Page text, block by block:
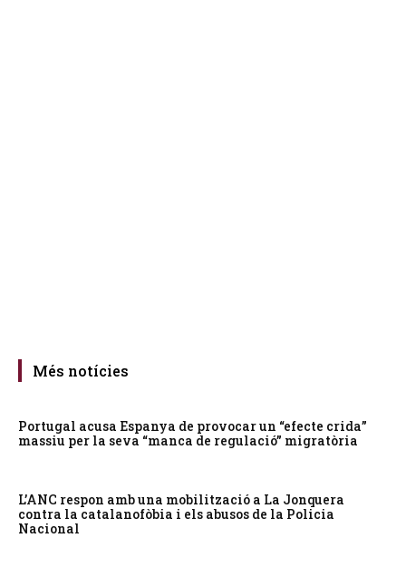
Més notícies
Portugal acusa Espanya de provocar un “efecte crida”
massiu per la seva “manca de regulació” migratòria
L’ANC respon amb una mobilització a La Jonquera
contra la catalanofòbia i els abusos de la Policia
Nacional